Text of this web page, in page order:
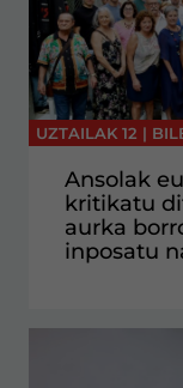
UZTAILAK 12 |
Ansolak
kritikatu
aurka
inposatu